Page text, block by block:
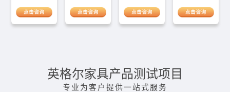
英格尔家具产品测试项目
专业为客户提供一站式服务